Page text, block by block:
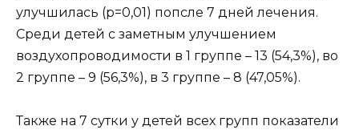
улучшилась (р=0,01) попсле 7 дней лечения.
Среди детей с заметным улучшением
воздухопроводимости в 1 группе – 13 (54,3%), во
2 группе – 9 (56,3%), в 3 группе – 8 (47,05%).
Также на 7 сутки у детей всех групп показатели